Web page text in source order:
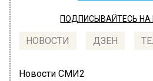
ПОДПИСЫВАЙТЕСЬ НА
НОВОСТИ ДЗЕН
Новости СМИ2